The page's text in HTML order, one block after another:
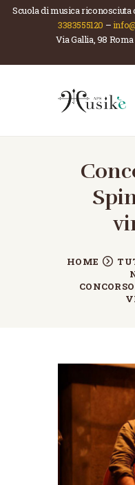
Scuola di musica riconosciuta
3383555120 –
Via Gallia, 98
HOME
HOME
CHI SIAMO
CORSI
NEWS
CONTATTI